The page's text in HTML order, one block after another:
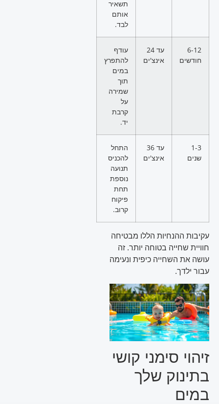
תשאיר
אותם
לבד.
6-12
חודשים
עד 24
אינצ'ים
עודף
להתפרץ
במים
תוך
שמירה
על
קרבת
יד.
1-3
שנים
עד 36
אינצ'ים
התחל
להכניס
תנועה
נוספת
תחת
פיקוח
קרוב.
עקיבות ההנחיות הללו מבטיחה
חוויית שחייה בטוחה יותר. זה
עושה את השחייה כיפית ונעימה
עבור ילדך.
זיהוי סימני קושי
בתינוק שלך
במים